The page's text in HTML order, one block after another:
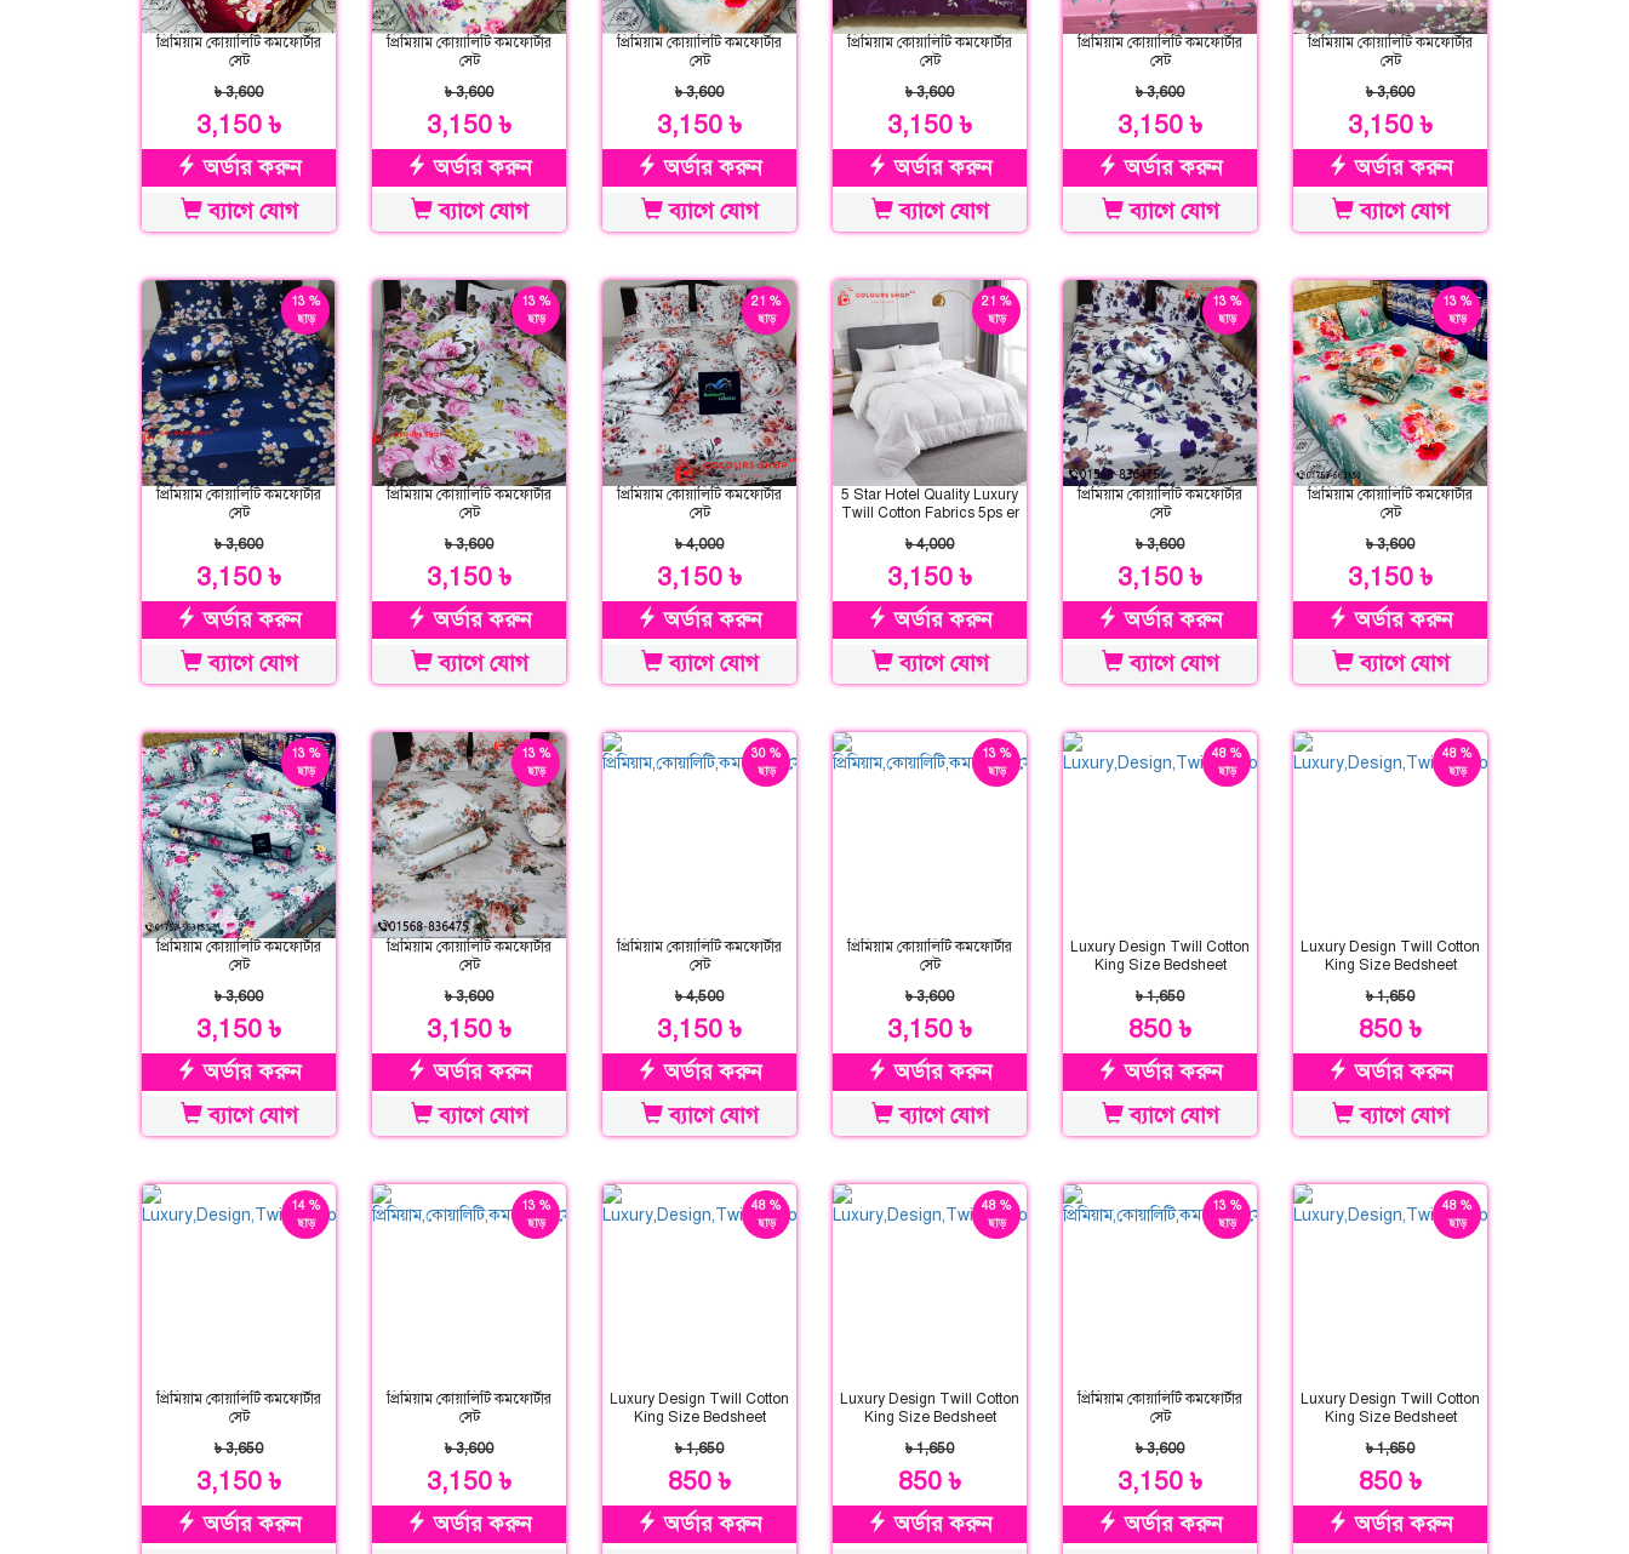
প্রিমিয়াম কোয়ালিটি কমফোর্টার
সেট
৳ 3,600
3,150 ৳
অর্ডার করুন
ব্যাগে যোগ
প্রিমিয়াম কোয়ালিটি কমফোর্টার
সেট
৳ 3,600
3,150 ৳
অর্ডার করুন
ব্যাগে যোগ
প্রিমিয়াম কোয়ালিটি কমফোর্টার
সেট
৳ 3,600
3,150 ৳
অর্ডার করুন
ব্যাগে যোগ
প্রিমিয়াম কোয়ালিটি কমফোর্টার
সেট
৳ 3,600
3,150 ৳
অর্ডার করুন
ব্যাগে যোগ
প্রিমিয়াম কোয়ালিটি কমফোর্টার
সেট
৳ 3,600
3,150 ৳
অর্ডার করুন
ব্যাগে যোগ
প্রিমিয়াম কোয়ালিটি কমফোর্টার
সেট
৳ 3,600
3,150 ৳
অর্ডার করুন
ব্যাগে যোগ
13 %
ছাড়
প্রিমিয়াম কোয়ালিটি কমফোর্টার
সেট
৳ 3,600
3,150 ৳
অর্ডার করুন
ব্যাগে যোগ
13 %
ছাড়
প্রিমিয়াম কোয়ালিটি কমফোর্টার
সেট
৳ 3,600
3,150 ৳
অর্ডার করুন
ব্যাগে যোগ
21 %
ছাড়
প্রিমিয়াম কোয়ালিটি কমফোর্টার
সেট
৳ 4,000
3,150 ৳
অর্ডার করুন
ব্যাগে যোগ
21 %
ছাড়
5 Star Hotel Quality Luxury
Twill Cotton Fabrics 5ps er
৳ 4,000
3,150 ৳
অর্ডার করুন
ব্যাগে যোগ
13 %
ছাড়
প্রিমিয়াম কোয়ালিটি কমফোর্টার
সেট
৳ 3,600
3,150 ৳
অর্ডার করুন
ব্যাগে যোগ
13 %
ছাড়
প্রিমিয়াম কোয়ালিটি কমফোর্টার
সেট
৳ 3,600
3,150 ৳
অর্ডার করুন
ব্যাগে যোগ
13 %
ছাড়
প্রিমিয়াম কোয়ালিটি কমফোর্টার
সেট
৳ 3,600
3,150 ৳
অর্ডার করুন
ব্যাগে যোগ
13 %
ছাড়
প্রিমিয়াম কোয়ালিটি কমফোর্টার
সেট
৳ 3,600
3,150 ৳
অর্ডার করুন
ব্যাগে যোগ
30 %
ছাড়
প্রিমিয়াম কোয়ালিটি কমফোর্টার
সেট
৳ 4,500
3,150 ৳
অর্ডার করুন
ব্যাগে যোগ
13 %
ছাড়
প্রিমিয়াম কোয়ালিটি কমফোর্টার
সেট
৳ 3,600
3,150 ৳
অর্ডার করুন
ব্যাগে যোগ
48 %
ছাড়
Luxury Design Twill Cotton
King Size Bedsheet
৳ 1,650
850 ৳
অর্ডার করুন
ব্যাগে যোগ
48 %
ছাড়
Luxury Design Twill Cotton
King Size Bedsheet
৳ 1,650
850 ৳
অর্ডার করুন
ব্যাগে যোগ
14 %
ছাড়
প্রিমিয়াম কোয়ালিটি কমফোর্টার
সেট
৳ 3,650
3,150 ৳
অর্ডার করুন
13 %
ছাড়
প্রিমিয়াম কোয়ালিটি কমফোর্টার
সেট
৳ 3,600
3,150 ৳
অর্ডার করুন
48 %
ছাড়
Luxury Design Twill Cotton
King Size Bedsheet
৳ 1,650
850 ৳
অর্ডার করুন
48 %
ছাড়
Luxury Design Twill Cotton
King Size Bedsheet
৳ 1,650
850 ৳
অর্ডার করুন
13 %
ছাড়
প্রিমিয়াম কোয়ালিটি কমফোর্টার
সেট
৳ 3,600
3,150 ৳
অর্ডার করুন
48 %
ছাড়
Luxury Design Twill Cotton
King Size Bedsheet
৳ 1,650
850 ৳
অর্ডার করুন